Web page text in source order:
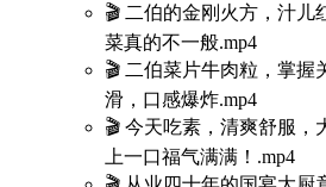
🎬 二伯的金刚火方，汁儿
菜真的不一般.mp4
🎬 二伯菜片牛肉粒，掌握
滑，口感爆炸.mp4
🎬 今天吃素，清爽舒服，
上一口福气满满！.mp4